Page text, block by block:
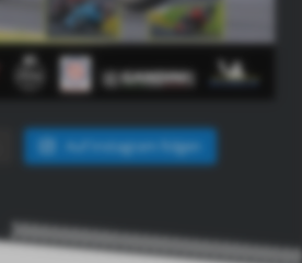
Auf Instagram folgen